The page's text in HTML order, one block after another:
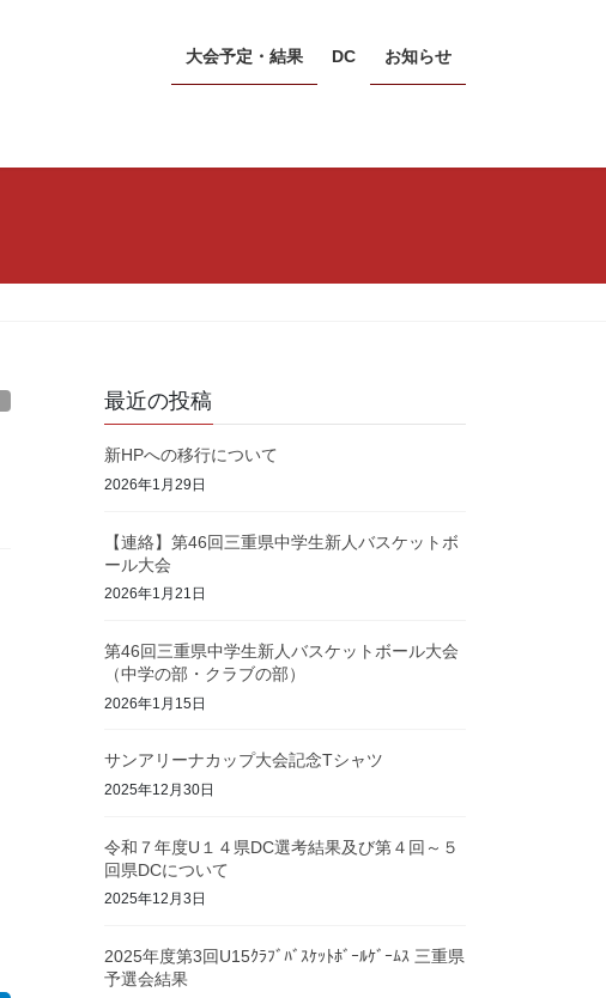
大会予定・結果 DC お知らせ
最近の投稿
新HPへの移行について
2026年1月29日
【連絡】第46回三重県中学生新人バスケットボ
ール大会
2026年1月21日
第46回三重県中学生新人バスケットボール大会
（中学の部・クラブの部）
2026年1月15日
サンアリーナカップ大会記念Tシャツ
2025年12月30日
令和７年度U１４県DC選考結果及び第４回～５
回県DCについて
2025年12月3日
2025年度第3回U15ｸﾗﾌﾞﾊﾞｽｹｯﾄﾎﾞｰﾙｹﾞｰﾑｽ 三重県
予選会結果